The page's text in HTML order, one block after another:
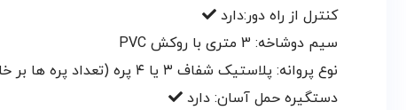
کنترل از راه دور:دارد
سیم دوشاخه: 3 متری با روکش PVC
نوع پروانه: پلاستیک شفاف ۳ یا ۴ پره (تعداد پره ها بر خلاف قطر پره ها در حجم باددهی تاثیری ندارند)
دستگیره حمل آسان: دارد